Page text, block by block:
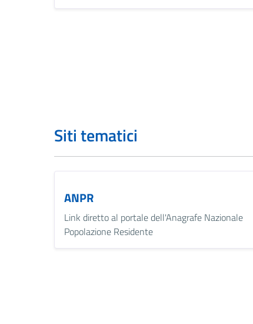
Siti tematici
ANPR
Link diretto al portale dell'Anagrafe Nazionale
Popolazione Residente